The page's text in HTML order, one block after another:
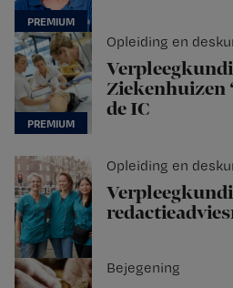
Opleiding en
Ziekenhuizen
de IC
Opleiding en
Bejegening